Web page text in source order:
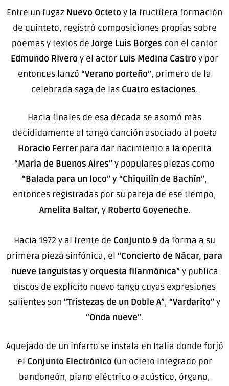
Entre un fugaz Nuevo Octeto y la fructífera formación
de quinteto, registró composiciones propias sobre
poemas y textos deJorge Luis Borges con el cantor
Edmundo Rivero y el actor Luis Medina Castro y por
entonces lanzó “Verano porteño”, primero de la
celebrada saga de las Cuatro estaciones.
Hacia finales de esa década se asomó más
decididamente al tango canción asociado al poeta
Horacio Ferrerpara dar nacimiento a la operita
“María de Buenos Aires” y populares piezas como
“Balada para un loco” y “Chiquilín de Bachín”,
entonces registradas por su pareja de ese tiempo,
Amelita Baltar, yRoberto Goyeneche.
Hacia 1972 y al frente de Conjunto 9 da forma a su
primera pieza sinfónica, el “Concierto de Nácar, para
nueve tanguistas y orquesta filarmónica” y publica
discos de explícito nuevo tango cuyas expresiones
salientes son “Tristezas de un Doble A”, “Vardarito” y
“Onda nueve”.
Aquejado de un infarto se instala en Italia donde forjó
el Conjunto Electrónico (un octeto integrado por
bandoneón, piano eléctrico o acústico, órgano,